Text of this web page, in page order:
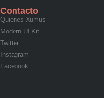
Contacto
Quienes Xumus
Modern UI Kit
Twitter
Instagram
Facebook